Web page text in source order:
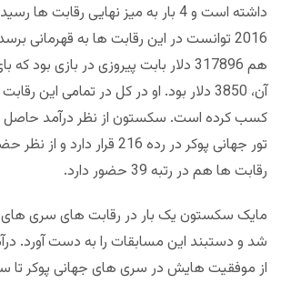
داشته است و 4 بار به میز نهایی رقابت
2016 توانست در این رقابت ها به قهرمانی
هم 317896 دلار بابت پیروزی در بازی
کسب کرده است. سکستون از نظر درآمد حاصل
تور جهانی پوکر در رده 216 قرار
رقابت ها هم در رتبه 39 حضور دارد.
مایک سکستون یک بار در رقابت های سری های
شد و دستبند این مسابقات را به دست آورد.